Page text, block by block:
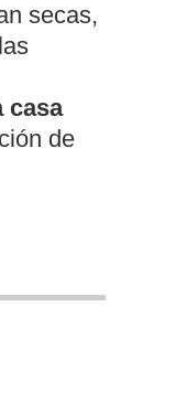
secas,
casa
de